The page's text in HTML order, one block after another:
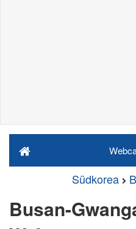
Südkorea
Busan-